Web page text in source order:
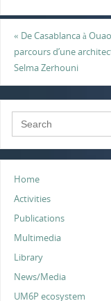
t
e
r
b
o
o
k
e
d
I
n
s
A
p
« De Casablanca à
parcours d’une
Selma Zerhouni
Search
for:
Home
Activities
Publications
Multimedia
Library
News/Media
UM6P ecosystem